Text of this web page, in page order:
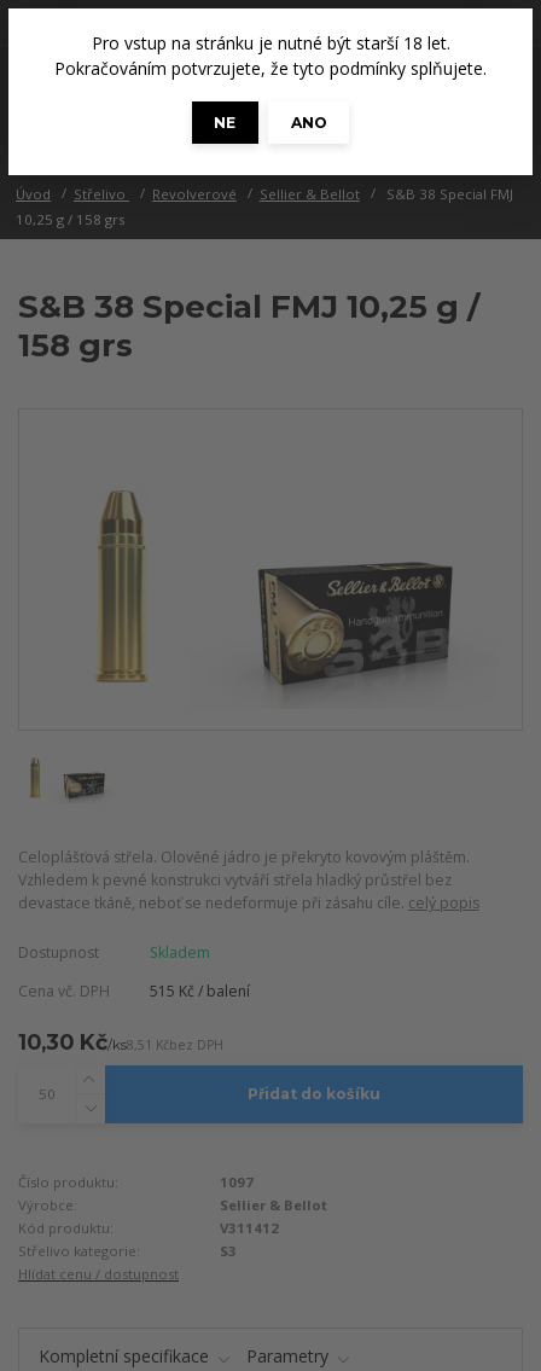
Pro vstup na stránku je nutné být starší 18 let.
Pokračováním potvrzujete, že tyto podmínky splňujete.
NE
ANO
0 Kč
Úvod Střelivo Revolverové Sellier & Bellot
S&B 38 Special FMJ
10,25 g / 158 grs
S&B 38 Special FMJ 10,25 g /
158 grs
Celoplášťová střela. Olověné jádro je překryto kovovým pláštěm.
Vzhledem k pevné konstrukci vytváří střela hladký průstřel bez
devastace tkáně, neboť se nedeformuje při zásahu cíle. celý popis
Dostupnost
Skladem
Cena vč. DPH
515 Kč / balení
10,30 Kč/ks8,51 Kčbez DPH
Přidat do košíku
Číslo produktu:
1097
Výrobce:
Sellier & Bellot
Kód produktu:
V311412
Střelivo kategorie:
S3
Hlídat cenu / dostupnost
Kompletní specifikace Parametry